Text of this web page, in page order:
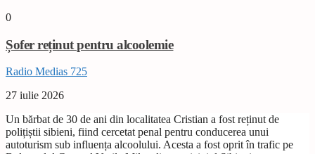
0
Șofer reținut pentru alcoolemie
Radio Medias 725
27 iulie 2026
Un bărbat de 30 de ani din localitatea Cristian a fost reținut de
polițiștii sibieni, fiind cercetat penal pentru conducerea unui
autoturism sub influența alcoolului. Acesta a fost oprit în trafic pe